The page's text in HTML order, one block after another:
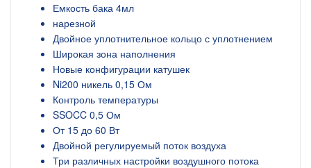
Емкость бака 4мл
нарезной
Двойное уплотнительное кольцо с уплотнением
Широкая зона наполнения
Новые конфигурации катушек
Ni200 никель 0,15 Ом
Контроль температуры
SSOCC 0,5 Ом
От 15 до 60 Вт
Двойной регулируемый поток воздуха
Три различных настройки воздушного потока